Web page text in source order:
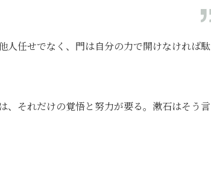
人任せでなく、門は自分の力で開けなければ駄
、それだけの覚悟と努力が要る。漱石はそう言